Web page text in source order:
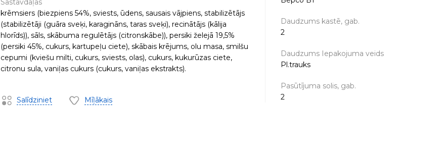
Daudzums kastē, gab.
2
Daudzums Iepakojuma veids
Pl.trauks
Pasūtījuma solis, gab.
2
Sastāvdaļas
krēmsiers (biezpiens 54%, sviests, ūdens, sausais vājpiens, stabilizētājs
(stabilizētāji (guāra sveķi, karagināns, taras sveķi), recinātājs (kālija
hlorīds)), sāls, skābuma regulētājs (citronskābe)), persiki želejā 19,5%
(persiki 45%, cukurs, kartupeļu ciete), skābais krējums, olu masa, smilšu
cepumi (kviešu milti, cukurs, sviests, olas), cukurs, kukurūzas ciete,
citronu sula, vaniļas cukurs (cukurs, vaniļas ekstrakts).
Salīdziniet Mīļākais